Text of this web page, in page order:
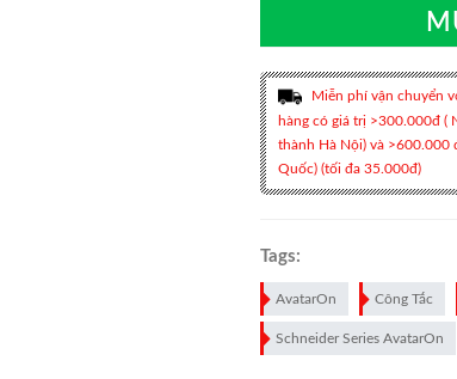
Miễn phí vận chuyển
hàng có giá trị >300.000đ (
thành Hà Nội) và >600.000
Quốc) (tối đa 35.000đ)
Tags:
AvatarOn Công Tắc
Schneider Series AvatarOn